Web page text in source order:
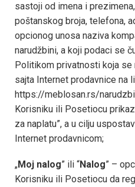
sastoji od imena i
poštanskog broja, telefona,
opcionog unosa naziva
narudžbini, a koji podaci se
Politikom privatnosti koja
sajta Internet prodavnice na
https://meblosan.rs/
Korisniku ili Posetiocu
za naplatu”, a u cilju
Internet prodavnicom;
„Moj nalog” ili “Nalog” –
Korisniku ili Posetiocu da